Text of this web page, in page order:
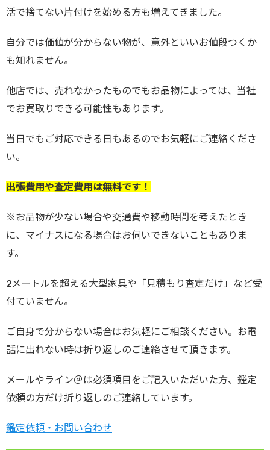
活で捨てない片付けを始める方も増えてきました。
自分では価値が分からない物が、意外といいお値段つくか
も知れません。
他店では、売れなかったものでもお品物によっては、当社
でお買取りできる可能性もあります。
当日でもご対応できる日もあるのでお気軽にご連絡くださ
い。
出張費用や査定費用は無料です！
※お品物が少ない場合や交通費や移動時間を考えたとき
に、マイナスになる場合はお伺いできないこともありま
す。
2メートルを超える大型家具や「見積もり査定だけ」など受
付ていません。
ご自身で分からない場合はお気軽にご相談ください。お電
話に出れない時は折り返しのご連絡させて頂きます。
メールやライン＠は必須項目をご記入いただいた方、鑑定
依頼の方だけ折り返しのご連絡しています。
鑑定依頼・お問い合わせ